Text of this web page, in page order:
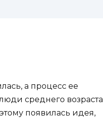
а процесс ее
среднего возраста
появилась идея,